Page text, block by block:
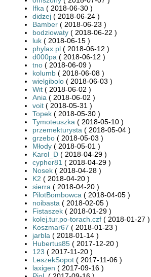
Ifka ( 2018-06-30 )
didzej ( 2018-06-24 )
Bamber ( 2018-06-23 )
bodziowaty ( 2018-06-22 )
luk ( 2018-06-15 )
phylax.pl ( 2018-06-12 )
d000pa ( 2018-06-12 )
tno ( 2018-06-09 )
kolumb ( 2018-06-08 )
wielgibolo ( 2018-06-03 )
Wit ( 2018-06-02 )
Ania ( 2018-06-02 )
voit ( 2018-05-31 )
Topek ( 2018-05-30 )
Tymoteuszka ( 2018-05-10 )
przemekturysta ( 2018-05-04 )
grzebo ( 2018-05-03 )
Młody ( 2018-05-01 )
Karol_D ( 2018-04-29 )
cypher81 ( 2018-04-29 )
Nosek ( 2018-04-28 )
K2 ( 2018-04-20 )
sierra ( 2018-04-20 )
PilotBombowca ( 2018-04-05 )
noibasta ( 2018-02-05 )
Fistaszek ( 2018-01-29 )
kolej.tur.po-torach.czf ( 2018-01-27 )
Koszmar67 ( 2018-01-23 )
jarbla ( 2018-01-14 )
Hubertus85 ( 2017-12-20 )
123 ( 2017-11-20 )
LeszekSopot ( 2017-11-06 )
laxigen ( 2017-09-16 )